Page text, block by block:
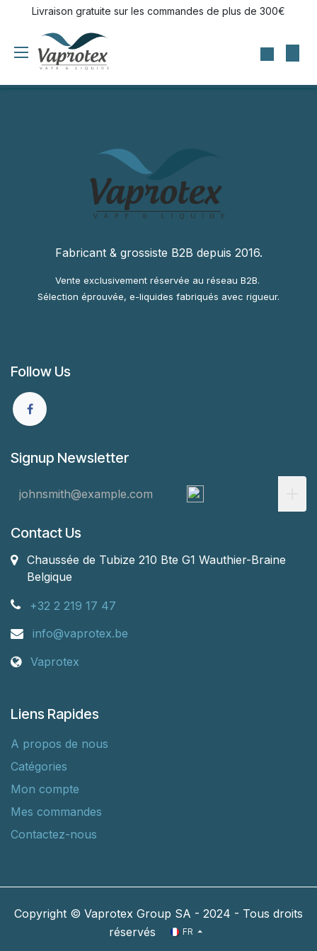
Se rendre au contenu
Livraison gratuite sur les commandes de plus de 300€
Fabricant & grossiste B2B depuis 2016.
Vente exclusivement réservée au réseau B2B.
Sélection éprouvée, e-liquides fabriqués avec rigueur.
Follow Us
Signup Newsletter
Contact Us
Chaussée de Tubize 210 Bte G1 Wauthier-Braine
Belgique
+32 2 219 17 47
info@vaprotex.be
Vaprotex
Liens Rapides
A propos de nous
Catégories
Mon compte
Mes commandes
Contactez-nous
Copyright © Vaprotex Group SA - 2024 - Tous droits
réservés
FR